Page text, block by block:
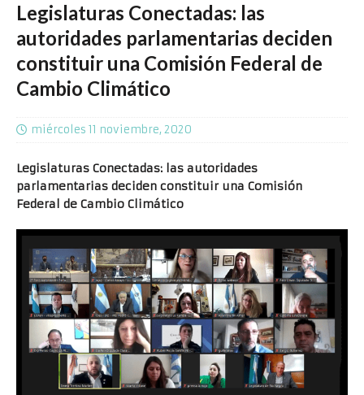
Legislaturas Conectadas: las
autoridades parlamentarias deciden
constituir una Comisión Federal de
Cambio Climático
miércoles 11 noviembre, 2020
Legislaturas Conectadas: las autoridades
parlamentarias deciden constituir una Comisión
Federal de Cambio Climático